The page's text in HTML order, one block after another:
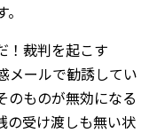
！裁判を起こす
メールで勧誘してい
のものが無効になる
の受け渡しも無い状